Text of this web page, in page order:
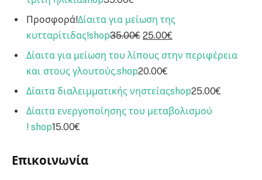
Προσφορά!Δίαιτα για μείωση της
κυτταρίτιδας!shop35.00€ 25.00€
Δίαιτα για μείωση του λίπους στην περιφέρεια
και στους γλουτούς.shop20.00€
Δίαιτα διαλειμματικής νηστείαςshop25.00€
Δίαιτα ενεργοποίησης του μεταβολισμού
! shop15.00€
Επικοινωνία